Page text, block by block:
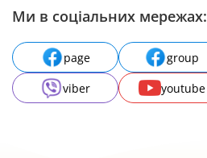
Ми в соціальних мережах:
page group
viber
youtube